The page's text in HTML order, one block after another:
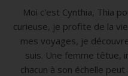
Moi c'est Cynthia, Thia
curieuse, je profite de la
mes voyages, je
suis. Une femme têtue,
chacun à son échelle